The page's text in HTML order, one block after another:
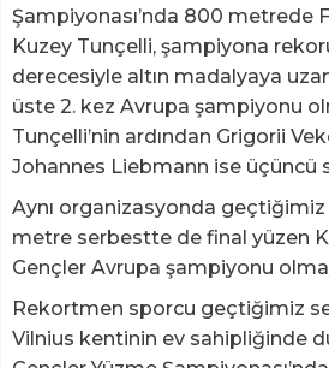
Şampiyonası’nda 800 metrede
Kuzey Tunçelli, şampiyona rekoru
derecesiyle altın madalyaya
üste 2. kez Avrupa şampiyonu
Tunçelli’nin ardından Grigorii
Johannes Liebmann ise üçüncü
Aynı organizasyonda geçtiğimiz
metre serbestte de final yüzen
Gençler Avrupa şampiyonu
Rekortmen sporcu geçtiğimiz
Vilnius kentinin ev sahipliğinde